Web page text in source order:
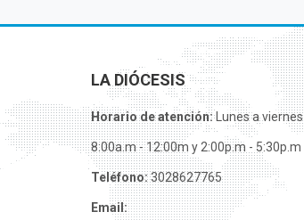
LA DIÓCESIS
Horario de atención:Lunes a viernes
8:00a.m - 12:00m y 2:00p.m - 5:30p.m
Teléfono:3028627765
Email: